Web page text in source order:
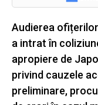
Audierea
a intrat în
apropiere de
privind cauzele
preliminare,